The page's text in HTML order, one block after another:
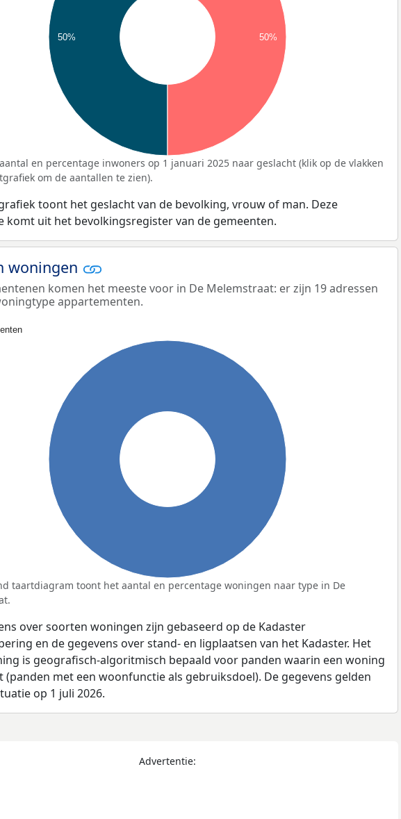
50% 50%
en percentage inwoners op 1 januari 2025 naar geslacht (klik op de vlakken
om de aantallen te zien).
toont het geslacht van de bevolking, vrouw of man. Deze
komt uit het bevolkingsregister van de gemeenten.
woningen
komen het meeste voor in De Melemstraat: er zijn 19 adressen
appartementen.
taartdiagram toont het aantal en percentage woningen naar type in De
over soorten woningen zijn gebaseerd op de Kadaster
en de gegevens over stand- en ligplaatsen van het Kadaster. Het
is geografisch-algoritmisch bepaald voor panden waarin een woning
(panden met een woonfunctie als gebruiksdoel). De gegevens gelden
op 1 juli 2026.
Advertentie: